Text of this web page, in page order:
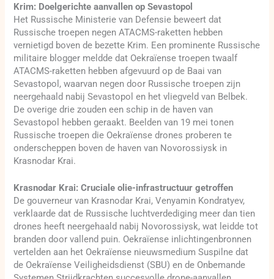
Krim: Doelgerichte aanvallen op Sevastopol
Het Russische Ministerie van Defensie beweert dat
Russische troepen negen ATACMS-raketten hebben
vernietigd boven de bezette Krim. Een prominente Russische
militaire blogger meldde dat Oekraïense troepen twaalf
ATACMS-raketten hebben afgevuurd op de Baai van
Sevastopol, waarvan negen door Russische troepen zijn
neergehaald nabij Sevastopol en het vliegveld van Belbek.
De overige drie zouden een schip in de haven van
Sevastopol hebben geraakt. Beelden van 19 mei tonen
Russische troepen die Oekraïense drones proberen te
onderscheppen boven de haven van Novorossiysk in
Krasnodar Krai.
Krasnodar Krai: Cruciale olie-infrastructuur getroffen
De gouverneur van Krasnodar Krai, Venyamin Kondratyev,
verklaarde dat de Russische luchtverdediging meer dan tien
drones heeft neergehaald nabij Novorossiysk, wat leidde tot
branden door vallend puin. Oekraïense inlichtingenbronnen
vertelden aan het Oekraïense nieuwsmedium Suspilne dat
de Oekraïense Veiligheidsdienst (SBU) en de Onbemande